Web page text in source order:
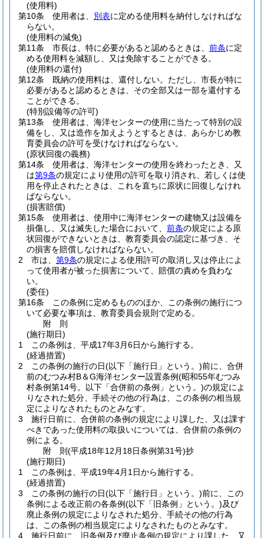
(使用料)
第10条
使用者は、 別表に定める使用料を納付しなければな
らない。
(使用料の減免)
第11条
市長は、特に必要があると認めるときは、 前条に定
める使用料を減額し、又は免除することができる。
(使用料の還付)
第12条
既納の使用料は、還付しない。 ただし、市長が特に
必要があると認めるときは、その全部又は一部を還付する
ことができる。
(特別設備等の許可)
第13条
使用者は、海洋センターの使用に当たって特別の設
備をし、又は造作を加えようとするときは、あらかじめ教
育委員会の許可を受けなければならない。
(原状回復の義務)
第14条
使用者は、海洋センターの使用を終わったとき、又
は第9条の規定により使用の許可を取り消され、若しくは使
用を停止されたときは、これを直ちに原状に回復しなけれ
ばならない。
(損害賠償)
第15条
使用者は、使用中に海洋センターの建物又は設備を
損傷し、又は滅失した場合において、 前条の規定による原
状回復ができないときは、教育委員会の認定に基づき、そ
の損害を賠償しなければならない。
2
市は、 第9条の規定による使用許可の取消し又は停止によ
って使用者が被った損害について、賠償の責めを負わな
い。
(委任)
第16条
この条例に定めるもののほか、この条例の施行につ
いて必要な事項は、教育委員会規則で定める。
附 則
(施行期日)
1
この条例は、平成17年3月6日から施行する。
(経過措置)
2
この条例の施行の日(以下「施行日」という。)前に、合併
前のむつみ村B＆G海洋センター設置条例(昭和55年むつみ
村条例第14号。以下「合併前の条例」という。)の規定によ
りなされた処分、手続その他の行為は、この条例の相当規
定によりなされたものとみなす。
3
施行日前に、合併前の条例の規定により課した、又は課す
べきであった使用料の取扱いについては、合併前の条例の
例による。
附 則(平成18年12月18日条例第31号)抄
(施行期日)
1
この条例は、平成19年4月1日から施行する。
(経過措置)
3
この条例の施行の日(以下「施行日」という。)前に、この
条例による改正前の各条例(以下「旧条例」という。)及び
廃止条例の規定によりなされた処分、手続その他の行為
は、この条例の相当規定によりなされたものとみなす。
4
施行日前に、旧条例及び廃止条例の規定により課した、又